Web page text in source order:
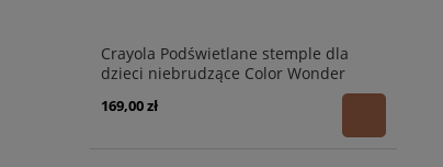
Crayola Podświetlane stemple dla
dzieci niebrudzące Color Wonder
169,00 zł